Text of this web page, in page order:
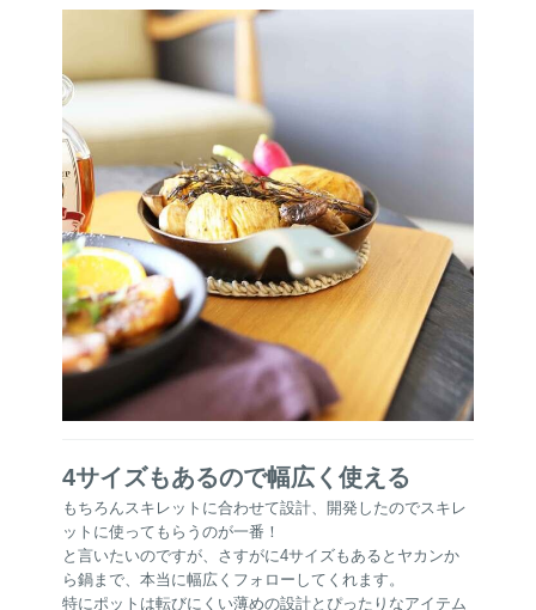
4サイズもあるので幅広く使える
もちろんスキレットに合わせて設計、開発したのでスキレ
ットに使ってもらうのが一番！
と言いたいのですが、さすがに4サイズもあるとヤカンか
ら鍋まで、本当に幅広くフォローしてくれます。
特にポットは転びにくい薄めの設計とぴったりなアイテム